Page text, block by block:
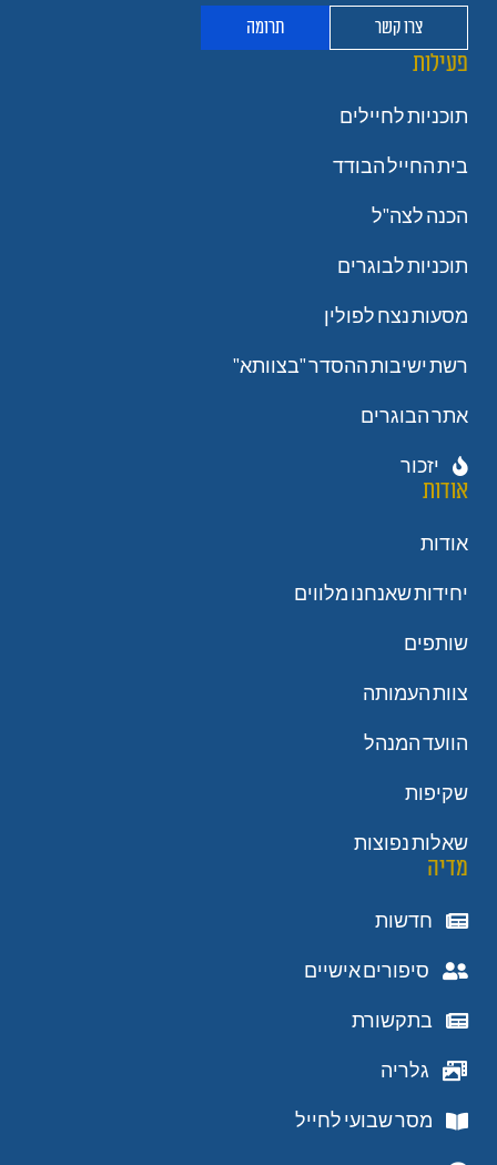
צרו קשר תרומה
פעילות
תוכניות לחיילים
בית החייל הבודד
הכנה לצה"ל
תוכניות לבוגרים
מסעות נצח לפולין
רשת ישיבות ההסדר "בצוותא"
אתר הבוגרים
יזכור
אודות
אודות
יחידות שאנחנו מלווים
שותפים
צוות העמותה
הוועד המנהל
שקיפות
שאלות נפוצות
מדיה
חדשות
סיפורים אישיים
בתקשורת
גלריה
מסר שבועי לחייל